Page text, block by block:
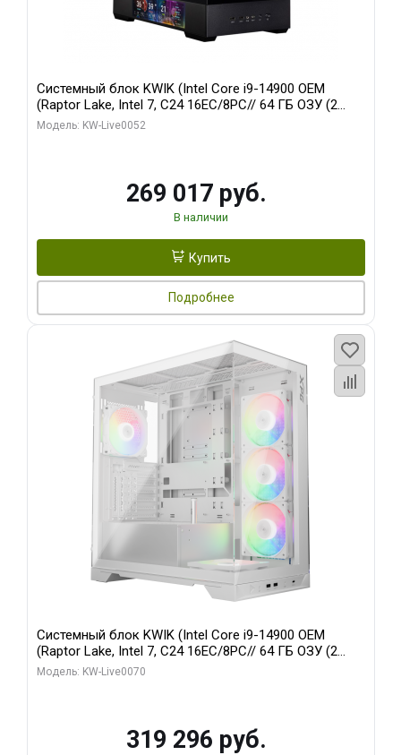
Системный блок KWIK (Intel Core i9-14900 OEM
(Raptor Lake, Intel 7, C24 16EC/8PC// 64 ГБ ОЗУ (2
модуля)/ Palit RTX5080 GAMINGPRO OC 16GB GDDR7
Модель: KW-Live0052
269 017 руб.
В наличии
Купить
Подробнее
Системный блок KWIK (Intel Core i9-14900 OEM
(Raptor Lake, Intel 7, C24 16EC/8PC// 64 ГБ ОЗУ (2
модуля)/ Gigabyte RTX5080 XTREME WATERFORCE
Модель: KW-Live0070
319 296 руб.